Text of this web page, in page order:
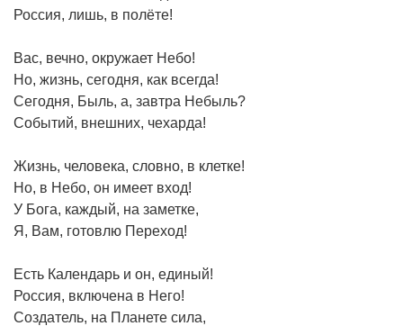
Россия, лишь, в полёте!
Вас, вечно, окружает Небо!
Но, жизнь, сегодня, как всегда!
Сегодня, Быль, а, завтра Небыль?
Событий, внешних, чехарда!
Жизнь, человека, словно, в клетке!
Но, в Небо, он имеет вход!
У Бога, каждый, на заметке,
Я, Вам, готовлю Переход!
Есть Календарь и он, единый!
Россия, включена в Него!
Создатель, на Планете сила,